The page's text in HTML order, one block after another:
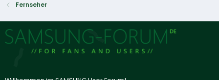
Fernseher